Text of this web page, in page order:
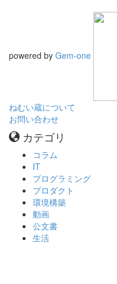
powered by Gem-one
ねむい蔵について
お問い合わせ
カテゴリ
コラム
IT
プログラミング
プロダクト
環境構築
動画
公文書
生活